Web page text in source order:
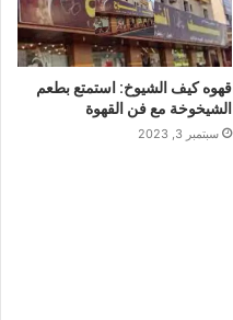
قهوه كيف الشيوخ: استمتع بطعم
الشيخوخة مع فن القهوة
سبتمبر 3, 2023